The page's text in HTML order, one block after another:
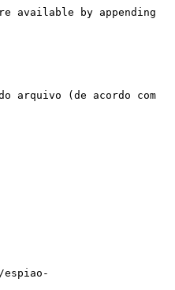
available by appending
arquivo (de acordo com